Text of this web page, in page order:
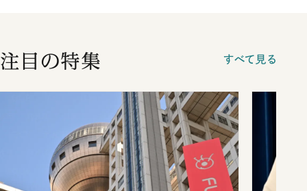
注目の特集 すべて見る